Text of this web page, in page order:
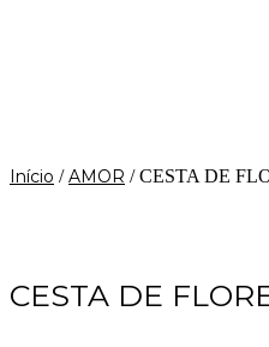
Início /AMOR / CESTA DE
CESTA DE